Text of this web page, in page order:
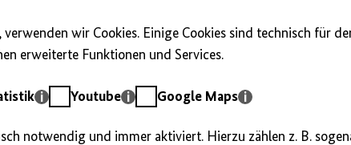
wir Cookies. Einige Cookies sind technisch für
erweiterte Funktionen und Services.
YoutubeYoutube
GoogleGoogle Maps
notwendig und immer aktiviert. Hierzu zählen z. B.